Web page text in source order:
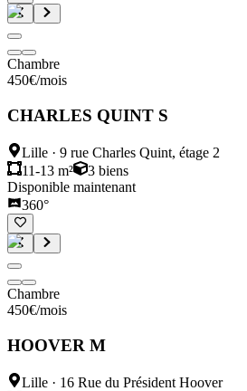
Chambre
450€/mois
CHARLES QUINT S
Lille · 9 rue Charles Quint, étage 2
11-13 m²
3 biens
Disponible maintenant
360°
Chambre
450€/mois
HOOVER M
Lille · 16 Rue du Président Hoover